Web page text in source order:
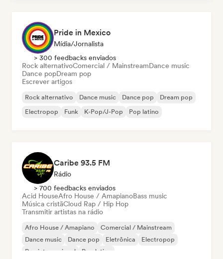
Pride in Mexico
Mídia/Jornalista
> 300 feedbacks enviados
Rock alternativoComercial / MainstreamDance music
Dance popDream pop
Escrever artigos
Rock alternativo Dance music Dance pop
Dream pop
Electropop
Funk K-Pop/J-Pop Pop latino
Caribe 93.5 FM
Rádio
> 700 feedbacks enviados
Acid HouseAfro House / AmapianoBass music
Música cristãCloud Rap / Hip Hop
Transmitir artistas na rádio
Afro House / Amapiano
Comercial / Mainstream
Dance music
Dance pop Eletrônica
Electropop
Rap internacional
Pop latino